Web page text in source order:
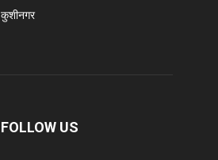
कुशीनगर
FOLLOW US